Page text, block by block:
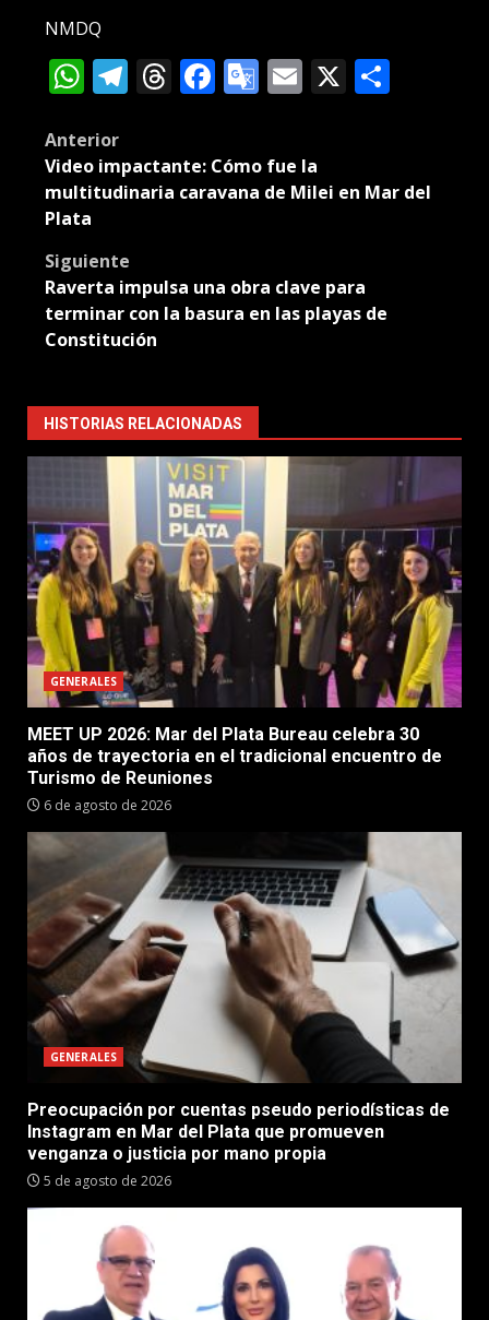
NMDQ
WhatsApp
Telegram
Threads
Facebook
Google
Email
X
Post
navigation
Anterior
Video impactante: Cómo fue la
multitudinaria caravana de Milei en Mar del
Plata
Siguiente
Raverta impulsa una obra clave para
terminar con la basura en las playas de
Constitución
HISTORIAS RELACIONADAS
GENERALES
MEET UP 2026: Mar del Plata Bureau celebra 30
años de trayectoria en el tradicional encuentro de
Turismo de Reuniones
6 de agosto de 2026
GENERALES
Preocupación por cuentas pseudo periodísticas de
Instagram en Mar del Plata que promueven
venganza o justicia por mano propia
5 de agosto de 2026